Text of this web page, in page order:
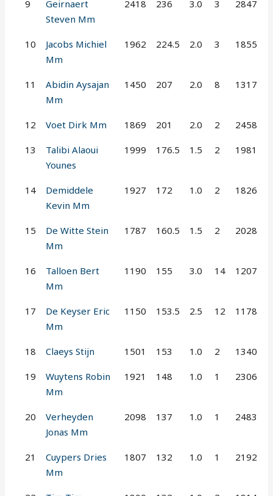
9
Geirnaert
Steven Mm
2418 236 3.0 3 2847
10
Jacobs Michiel
Mm
1962 224.5 2.0 3 1855
11
Abidin Aysajan
Mm
1450 207 2.0 8 1317
12 Voet Dirk Mm 1869 201 2.0 2 2458
13
Talibi Alaoui
Younes
1999 176.5 1.5 2 1981
14
Demiddele
Kevin Mm
1927 172 1.0 2 1826
15
De Witte Stein
Mm
1787 160.5 1.5 2 2028
16
Talloen Bert
Mm
1190 155 3.0 14 1207
17
De Keyser Eric
Mm
1150 153.5 2.5 12 1178
18 Claeys Stijn 1501 153 1.0 2 1340
19
Wuytens Robin
Mm
1921 148 1.0 1 2306
20
Verheyden
Jonas Mm
2098 137 1.0 1 2483
21
Cuypers Dries
Mm
1807 132 1.0 1 2192